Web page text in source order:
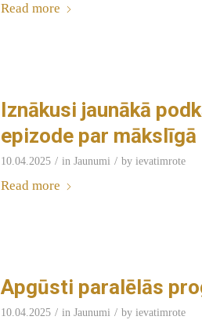
Read more
Iznākusi jaunākā
epizode par
10.04.2025 / in Jaunumi / by ievatimrote
Read more
Apgūsti paralēlās
10.04.2025 / in Jaunumi / by ievatimrote